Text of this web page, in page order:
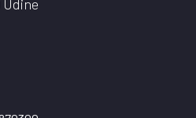
Udine